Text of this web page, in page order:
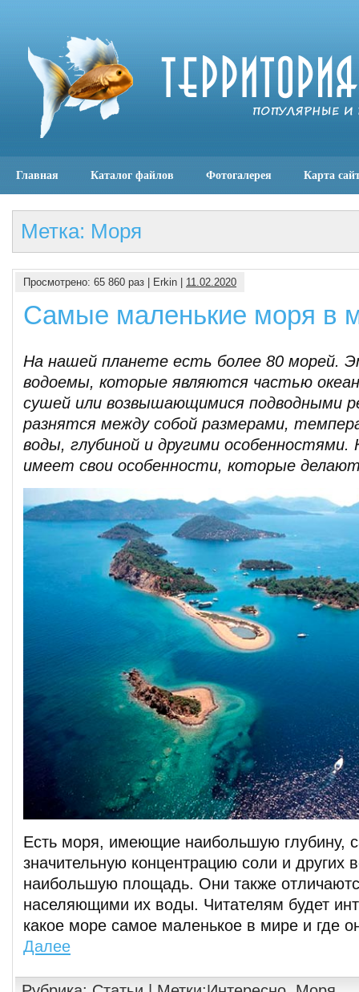
Главная Каталог файлов Фотогалерея Карта
Метка: Моря
Просмотрено: 65 860 раз | Erkin | 11.02.2020
Самые маленькие моря в
На нашей планете есть более 80 морей.
водоемы, которые являются частью
сушей или возвышающимися подводными
разнятся между собой размерами,
воды, глубиной и другими
имеет свои особенности, которые
Есть моря, имеющие наибольшую глубину,
значительную концентрацию соли и других
наибольшую площадь. Они также
населяющими их воды. Читателям будет
какое море самое маленькое в мире и где
Далее